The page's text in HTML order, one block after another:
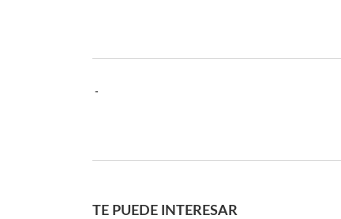
-
TE PUEDE INTERESAR